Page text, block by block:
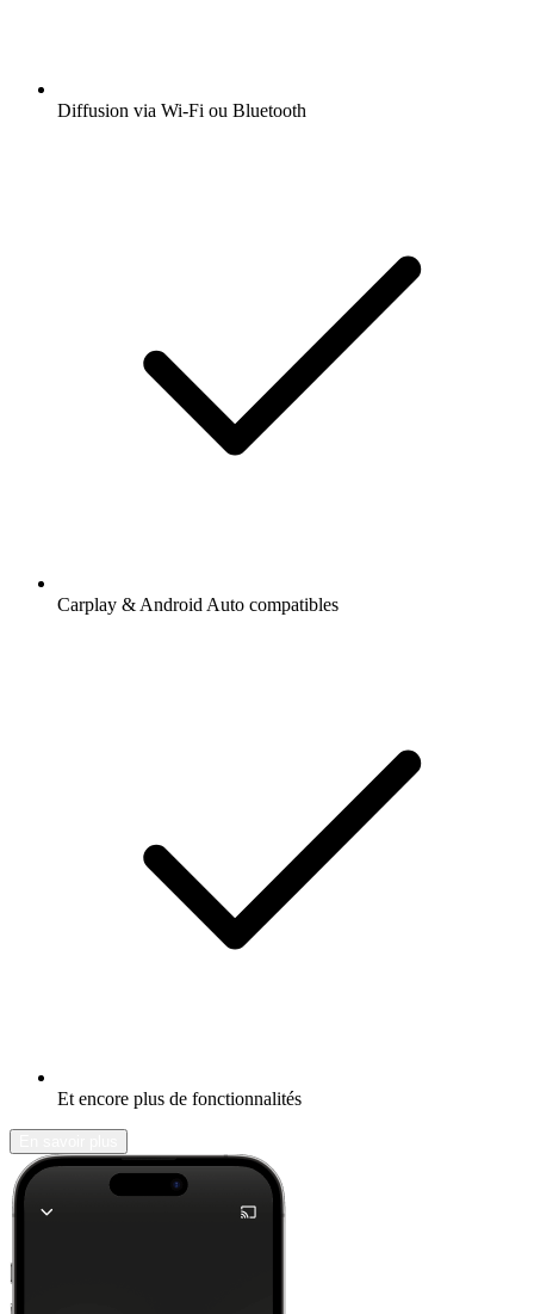
Diffusion via Wi-Fi ou Bluetooth
Carplay & Android Auto compatibles
Et encore plus de fonctionnalités